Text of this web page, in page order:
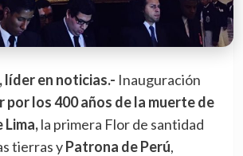
líder en noticias.- Inauguración
por los 400 años de la muerte de
Lima,la primera Flor de santidad
tierras yPatrona de Perú,